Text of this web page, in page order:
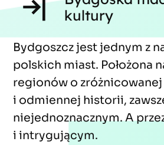
kultury
Bydgoszcz jest jednym z
polskich miast. Położona
regionów o
i odmiennej historii,
niejednoznacznym. A
i intrygującym.